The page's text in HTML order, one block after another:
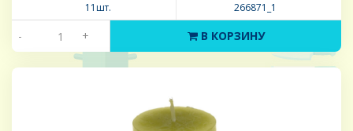
11шт. 266871_1
- + В КОРЗИНУ